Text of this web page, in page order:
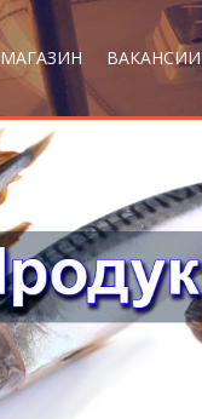
МАГАЗИН ВАКАНСИИ